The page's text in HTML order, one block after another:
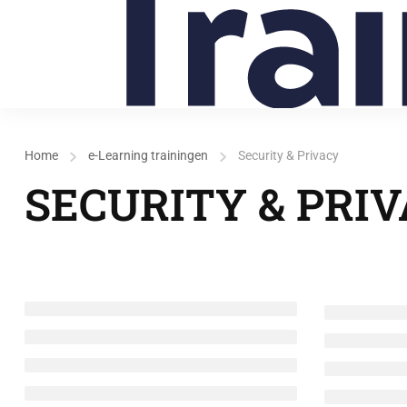
Home e-Learning trainingen Security & Privacy
SECURITY &